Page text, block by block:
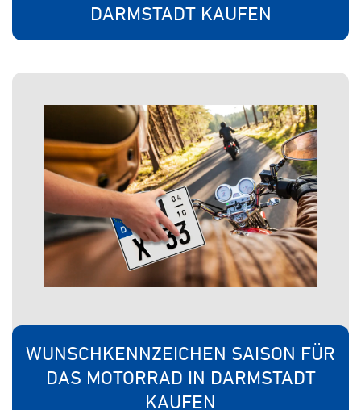
DARMSTADT KAUFEN
WUNSCHKENNZEICHEN SAISON FÜR
DAS MOTORRAD IN DARMSTADT
KAUFEN